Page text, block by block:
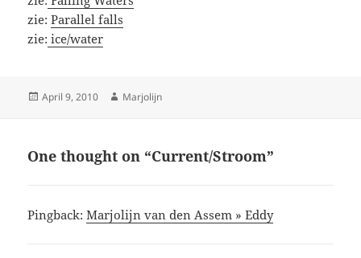
zie:Parallel falls
zie: ice/water
Posted
April 9, 2010 Author
Marjolijn
One thought on “Current/Stroom”
Pingback:Marjolijn van den Assem » Eddy